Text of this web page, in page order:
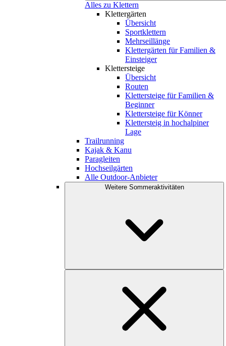
Alles zu Klettern
Klettergärten
Übersicht
Sportklettern
Mehrseillänge
Klettergärten für Familien &
Einsteiger
Klettersteige
Übersicht
Routen
Klettersteige für Familien &
Beginner
Klettersteige für Könner
Klettersteig in hochalpiner
Lage
Trailrunning
Kajak & Kanu
Paragleiten
Hochseilgärten
Alle Outdoor-Anbieter
Weitere Sommeraktivitäten